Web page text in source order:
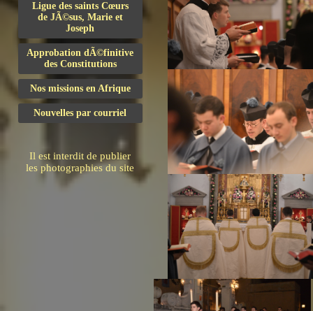
Ligue des saints Cœurs
de JÃ©sus, Marie et
Joseph
Approbation dÃ©finitive
des Constitutions
Nos missions en Afrique
Nouvelles par courriel
Il est interdit de publier
les photographies du site